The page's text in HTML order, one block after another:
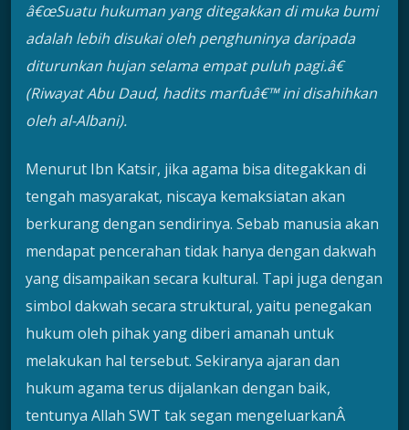
â€œSuatu hukuman yang ditegakkan di muka bumi
adalah lebih disukai oleh penghuninya daripada
diturunkan hujan selama empat puluh pagi.â€
(Riwayat Abu Daud, hadits marfuâ€™ ini disahihkan
oleh al-Albani).
Menurut Ibn Katsir, jika agama bisa ditegakkan di
tengah masyarakat, niscaya kemaksiatan akan
berkurang dengan sendirinya. Sebab manusia akan
mendapat pencerahan tidak hanya dengan dakwah
yang disampaikan secara kultural. Tapi juga dengan
simbol dakwah secara struktural, yaitu penegakan
hukum oleh pihak yang diberi amanah untuk
melakukan hal tersebut. Sekiranya ajaran dan
hukum agama terus dijalankan dengan baik,
tentunya Allah SWT tak segan mengeluarkanÂ